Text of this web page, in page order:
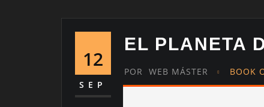
12
SEP
EL PLANETA
POR WEB MÁSTER BOOK